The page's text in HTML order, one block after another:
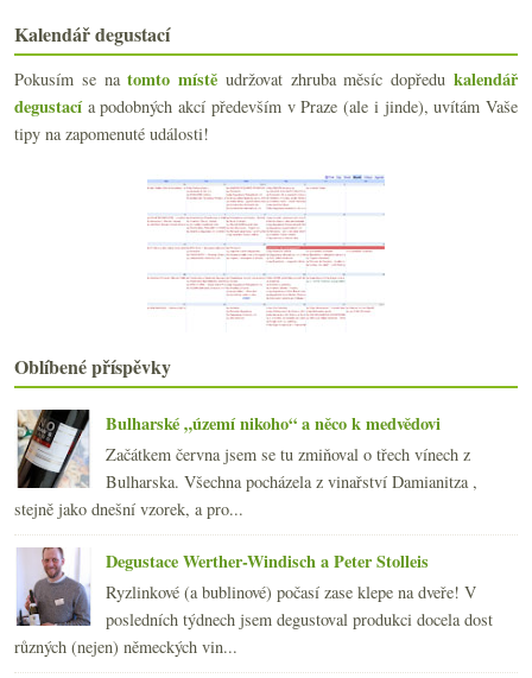
Deset různorodých vín z Loiry
Štíhlý a naopak velmi opulentní Ryzlink
Italská nuda a sada vzorků z Nového vinařství
Degustační narozeniny Vinného sklepa Újezd 19
Anglické bubliny, domací Cabernet, dubové Chardonn...
Rodič Furmintu, nejlepší bílé světa, Laurent Ponso...
Dvě fajn saké za rozumný peníz
Stefano Amerighi a jeho Syrah
Biodynamické Champagne, klasické Prosecco a chlast...
Proč v Somló nedělat červená vína?
Jarní sherry a komiks pro vinotékaře a vinaře
Templářská pokuta, rozmrzelost, EET a charitativní...
►února
►ledna (22)
►2016(250)
2015(251)
►2014
►2013(249)
►2012(254)
►2011(252)
► 2010 (249)
2009 (249)
Kalendář degustací
Pokusím se natomto místě udržovat zhruba měsíc dopředukalendář
degustacía podobných akcí především v Praze (ale i jinde), uvítám Vaše
tipy na zapomenuté události!
Oblíbené příspěvky
Bulharské „území nikoho“ a něco k medvědovi
Začátkem června jsem se tu zmiňoval o třech vínech z
Bulharska. Všechna pocházela z vinařství Damianitza ,
stejně jako dnešní vzorek, a pro...
Degustace Werther-Windisch a Peter Stolleis
Ryzlinkové (a bublinové) počasí zase klepe na dveře! V
posledních týdnech jsem degustoval produkci docela dost
různých (nejen) německých vin...